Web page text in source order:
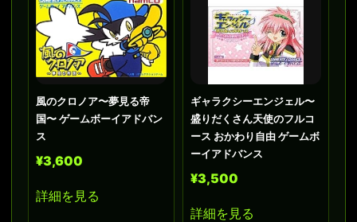
風のクロノア〜夢見る帝
国〜 ゲームボーイアドバン
ス
¥3,600
詳細を見る
ギャラクシーエンジェル〜
盛りだくさん天使のフルコ
ース おかわり自由 ゲームボ
ーイアドバンス
¥3,500
詳細を見る